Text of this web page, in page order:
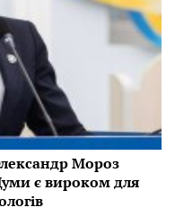
Мороз
є вироком для